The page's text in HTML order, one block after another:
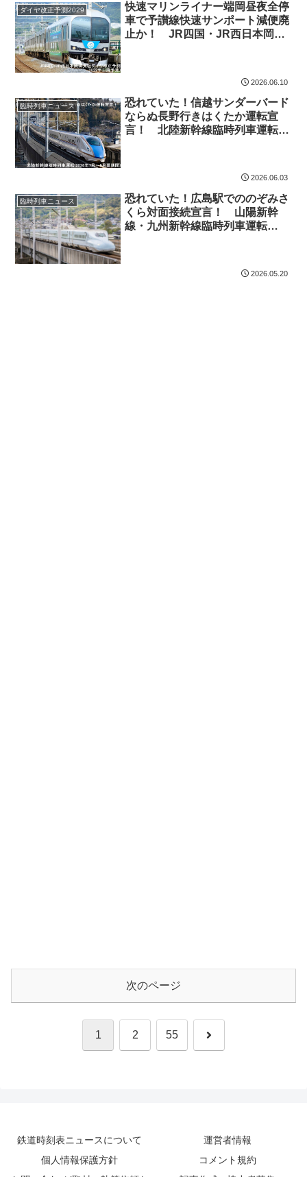
ダイヤ改正予測2029
快速マリンライナー端岡昼夜全停
車で予讃線快速サンポート減便廃
止か！ JR四国・JR西日本岡山
2026.06.10
臨時列車ニュース
恐れていた！信越サンダーバード
ならぬ長野行きはくたか運転宣
言！ 北陸新幹線臨時列車運転
2026.06.03
臨時列車ニュース
恐れていた！広島駅でののぞみさ
くら対面接続宣言！ 山陽新幹
線・九州新幹線臨時列車運転
2026.05.20
次のページ
1 2 55 次
鉄道時刻表ニュースについて
運営者情報
個人情報保護方針
コメント規約